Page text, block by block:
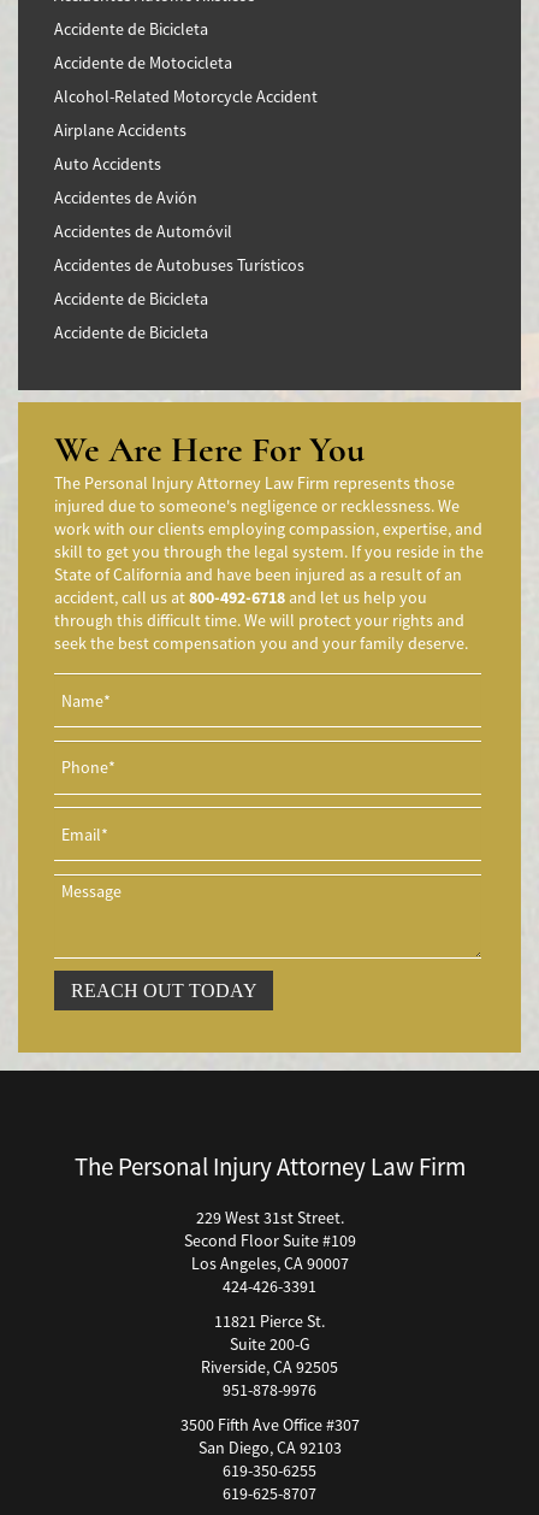
Accidente de Bicicleta
Accidente de Motocicleta
Alcohol-Related Motorcycle Accident
Airplane Accidents
Auto Accidents
Accidentes de Avión
Accidentes de Automóvil
Accidentes de Autobuses Turísticos
Accidente de Bicicleta
Accidente de Bicicleta
Accidentes en Intersecciones
Accidente de moto por conducción Imprudente
Accidente de Motocicleta Preguntas Frecuentes
Accidente de Motocicleta Vinculado al Alcohol
Accidente de Motocicleta Relacionado con las Drogas
Accidente de Motocicleta y Huida
Aggressive Driving Accidents
Accidentes de Limusina
Accidentes de Motocicleta
Accidente de Motocicleta Involucrando a un Motorista No
Asegurado
Accidente de Motocicleta con Giro Inseguro a la Izquierda
Accidentes de Tren y Metro
Accidente en "T"
Airbag Injuries
Accidentes Peatonales
Accidente por Volcadura
Bicycle Accident
Boating Accidents
Car Accident Fatality Statistics
We Are Here For You
The Personal Injury Attorney Law Firm represents those
injured due to someone's negligence or recklessness. We
work with our clients employing compassion, expertise, and
skill to get you through the legal system. If you reside in the
State of California and have been injured as a result of an
accident, call us at800-492-6718 and let us help you
through this difficult time. We will protect your rights and
seek the best compensation you and your family deserve.
REACH OUT TODAY
The Personal Injury Attorney Law Firm
229 West 31st Street.
Second Floor Suite #109
Los Angeles, CA 90007
424-426-3391
11821 Pierce St.
Suite 200-G
Riverside, CA 92505
951-878-9976
3500 Fifth Ave Office #307
San Diego, CA 92103
619-350-6255
619-625-8707